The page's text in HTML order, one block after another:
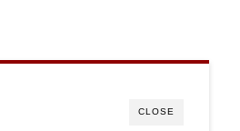
CLOSE